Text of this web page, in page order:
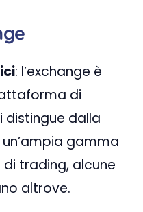
: l’exchange è
di
distingue dalla
gamma
trading, alcune
altrove.